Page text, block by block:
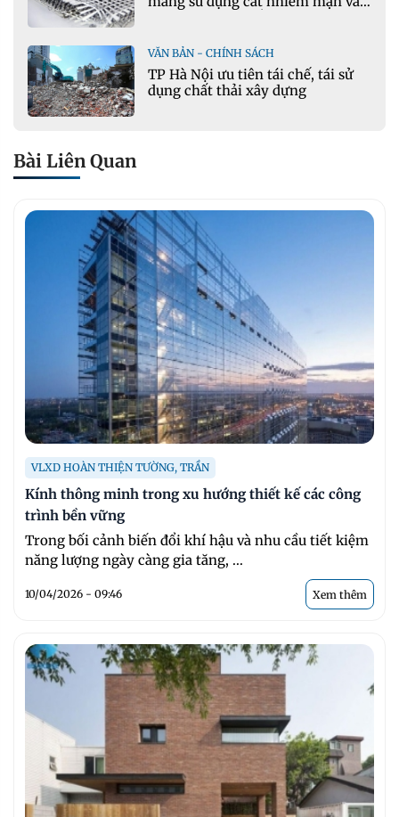
VĂN BẢN - CHÍNH SÁCH
TP Hà Nội ưu tiên tái chế, tái sử
dụng chất thải xây dựng
Bài Liên Quan
VLXD HOÀN THIỆN TƯỜNG, TRẦN
Kính thông minh trong xu hướng thiết kế các công
trình bền vững
Trong bối cảnh biến đổi khí hậu và nhu cầu tiết kiệm
năng lượng ngày càng gia tăng, ...
10/04/2026 - 09:46 Xem thêm